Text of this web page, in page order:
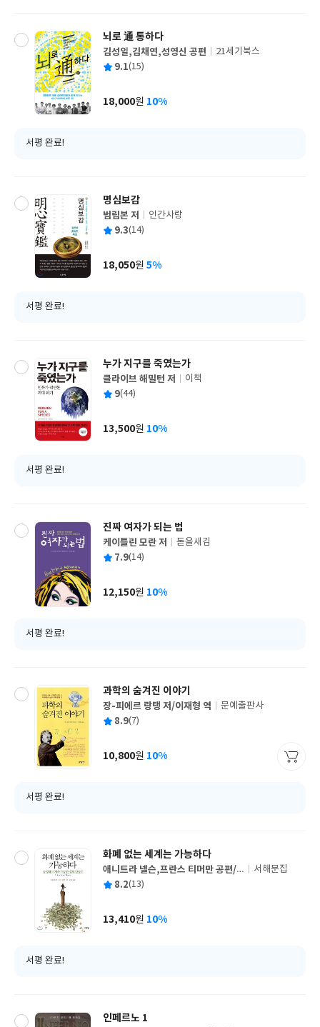
뇌로 通 통하다
글
쓴
김성일,김채연,성영신 공편
출
사
21세기북스
평 9.1(15)
가
18,000원 10%
서평 완료!
명심보감
글
쓴
범립본 저
출
사
인간사랑
평 9.3(14)
가
18,050원 5%
서평 완료!
누가 지구를 죽였는가
글
쓴
클라이브 해밀턴 저
출
사
이책
평 9(44)
가
13,500원 10%
서평 완료!
진짜 여자가 되는 법
글
쓴
케이틀린 모란 저
출
사
돋을새김
평 7.9(14)
가
12,150원 10%
서평 완료!
과학의 숨겨진 이야기
글
쓴
장-피에르 랑탱 저/이재형 역
출
사
문예출판사
평 8.9(7)
가
10,800원 10%
서평 완료!
화폐 없는 세계는 가능하다
글
쓴
애니트라 넬슨,프란스 티머만 공편/
유나영 역
출
사
서해문집
평 8.2(13)
가
13,410원 10%
서평 완료!
인페르노 1